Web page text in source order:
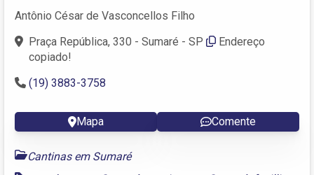
Antônio César de Vasconcellos Filho
Praça República, 330 - Sumaré - SP
Endereço
copiado!
(19) 3883-3758
Mapa Comente
Cantinas em Sumaré